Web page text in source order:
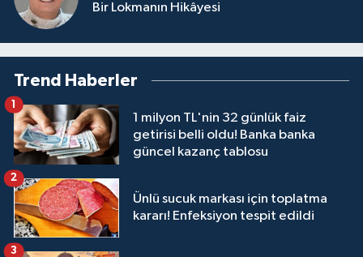
Bir Lokmanın Hikâyesi
Trend Haberler
1 milyon TL'nin 32 günlük faiz
getirisi belli oldu! Banka banka
güncel kazanç tablosu
1
Ünlü sucuk markası için toplatma
kararı! Enfeksiyon tespit edildi
2
3